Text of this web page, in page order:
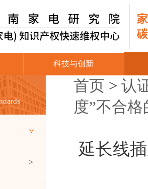
科技与创新
首页 > 认
度”不合
延长线